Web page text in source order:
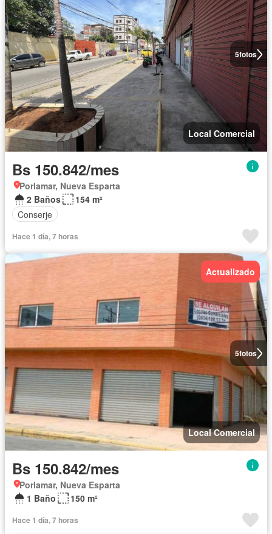
5fotos
Local Comercial
Bs 150.842/mes
Porlamar, Nueva Esparta
2 Baños
154 m²
Conserje
Hace 1 día, 7 horas
5fotos
Actualizado
Local Comercial
Bs 150.842/mes
Porlamar, Nueva Esparta
1 Baño
150 m²
Hace 1 día, 7 horas